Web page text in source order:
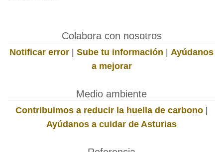
Colabora con nosotros
Notificar error | Sube tu información | Ayúdanos
a mejorar
Medio ambiente
Contribuimos a reducir la huella de carbono|
Ayúdanos a cuidar de Asturias